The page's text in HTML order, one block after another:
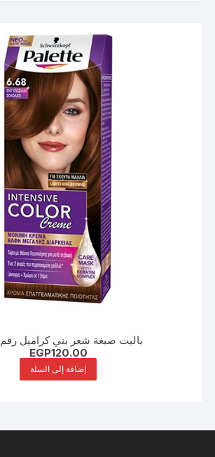
باليت صبغة شعر بني كراميل رقم 68-6
EGP120.00
إضافة إلى السلة